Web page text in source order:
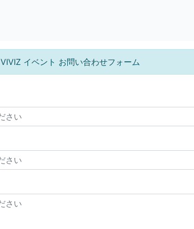
VIVIZ イベント お問い合わせフォーム